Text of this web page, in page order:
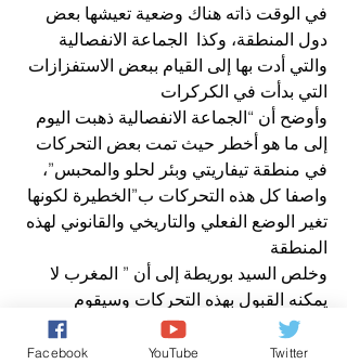
في الوقت ذاته هناك وضعية تعيشها بعض
دول المنطقة، وكذا  الجماعة الانفصالية
والتي أدت بها إلى القيام ببعض الاستفزازات
التي بدأت في الكركرات
وأوضح أن “الجماعة الانفصالية ذهبت اليوم
إلى ما هو أخطر حيث تمت بعض التحركات
في منطقة تيفاريتي وبئر لحلو والمحبس”،
واصفا كل هذه التحركات ب”الخطيرة لكونها
تغير الوضع الفعلي والتاريخي والقانوني لهذه
المنطقة
وخلص السيد بوريطة إلى أن ” المغرب لا
يمكنه القبول بهذه التحركات وسيقوم
بخطوات دبلوماسية ليس للمهادنة أو في
إطار التدبير العادي، ولكن من أجل إثارة
Facebook YouTube Twitter